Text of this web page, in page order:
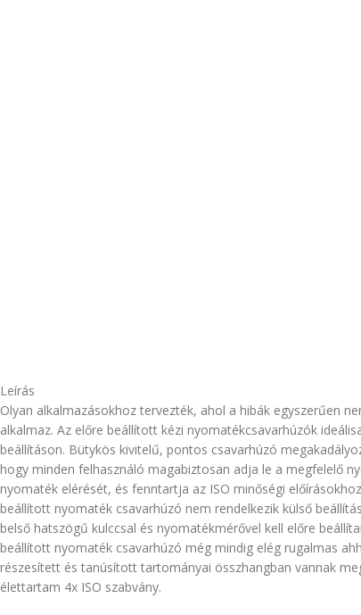
Leírás
Olyan alkalmazásokhoz tervezték, ahol a hibák egyszerűen
alkalmaz. Az előre beállított kézi nyomatékcsavarhúzók
beállításon. Bütykös kivitelű, pontos csavarhúzó
hogy minden felhasználó magabiztosan adja le a megfelelő
nyomaték elérését, és fenntartja az ISO minőségi
beállított nyomaték csavarhúzó nem rendelkezik külső
belső hatszögű kulccsal és nyomatékmérővel kell előre
beállított nyomaték csavarhúzó még mindig elég rugalmas
részesített és tanúsított tartományai összhangban vannak
élettartam 4x ISO szabvány.